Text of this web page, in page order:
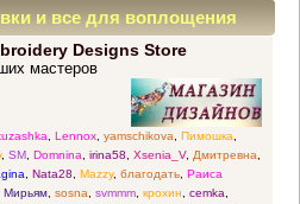
и все для воплощения
Designs Store
мастеров
, Lennox, yamschikova, Пимошка,
, SM, Domnina, irina58, Xsenia_V, Дмитревна,
, Nata28, Mazzy, благодать, Раиса
Мирьям, sosna, svmmm, крохин, cemka,